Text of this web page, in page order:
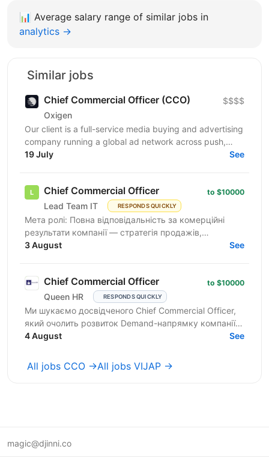
📊 Average salary range of similar jobs in
analytics →
Similar jobs
Chief Commercial Officer (CCO)
Oxigen
$$$$
Our client is a full-service media buying and advertising
company running a global ad network across push,
native, popunder, and in-page formats. The team...
19 July See
Chief Commercial Officer
Lead Team IT RESPONDS QUICKLY
to $10000
Мета ролі: Повна відповідальність за комерційні
результати компанії — стратегія продажів,
зростання доходів, операційна ефективність та
3 August See
Chief Commercial Officer
Queen HR RESPONDS QUICKLY
to $10000
Ми шукаємо досвідченого Chief Commercial Officer,
який очолить розвиток Demand-напрямку компанії.
Основним фокусом ролі буде масштабування
4 August See
All jobs CCO →All jobs VIJAP →
magic@djinni.co